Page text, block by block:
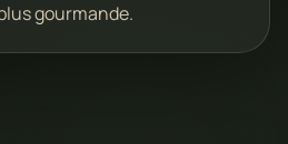
gourmande.